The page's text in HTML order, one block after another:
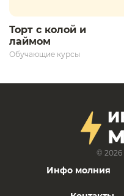
Торт с колой и
лаймом
Обучающие курсы
© 2026
Инфо молния